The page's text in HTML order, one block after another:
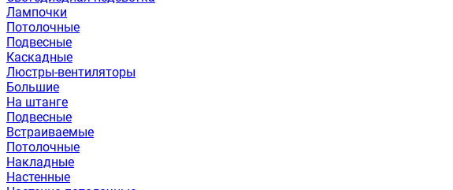
Лампочки
Потолочные
Подвесные
Каскадные
Люстры-вентиляторы
Большие
На штанге
Подвесные
Встраиваемые
Потолочные
Накладные
Настенные